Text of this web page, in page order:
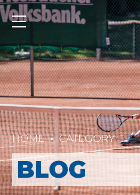
HOME CATEGORY
BLOG